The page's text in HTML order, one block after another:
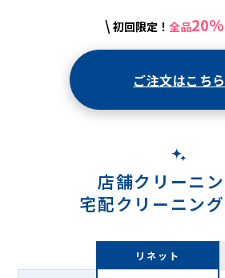
\ 初回限定！ 全品20%
ご注文はこちら
店舗クリーニン
宅配クリーニン
リネット